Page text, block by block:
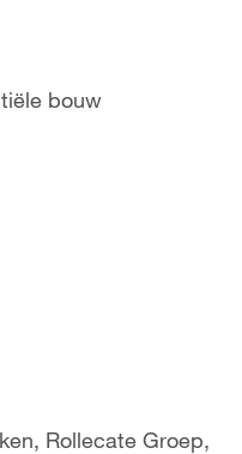
bouw
Rollecate Groep,